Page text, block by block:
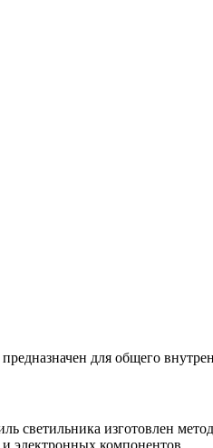
для общего
светильника изготовлен
электронных компонентов.